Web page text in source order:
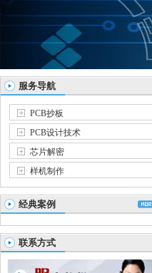
服务导航
PCB抄板
PCB设计技术
芯片解密
样机制作
经典案例
联系方式